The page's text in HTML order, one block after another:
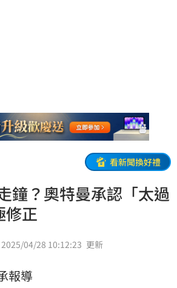
看新聞換好禮
鐘？奧特曼承認「太過
修正
2025/04/28 10:12:23 更新
報導